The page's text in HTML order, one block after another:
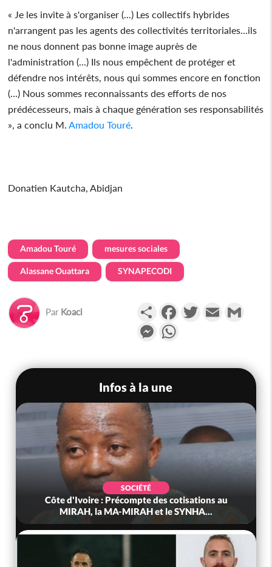
« Je les invite à s'organiser (...) Les collectifs hybrides
n'arrangent pas les agents des collectivités territoriales…ils
ne nous donnent pas bonne image auprès de
l'administration (...) Ils nous empêchent de protéger et
défendre nos intérêts, nous qui sommes encore en fonction
(...) Nous sommes reconnaissants des efforts de nos
prédécesseurs, mais à chaque génération ses responsabilités
», a conclu M. Amadou Touré
Donatien Kautcha, Abidjan
Amadou Touré mesures sociales
Alassane Ouattara SYNAPECODI
Par Koaci PartagerFacebookTwitterEmail
Messenger
Infos à la une
SOCIÉTÉ
Côte d'Ivoire : Précompte des cotisations au
MIRAH, la MA-MIRAH et le SYNHA...